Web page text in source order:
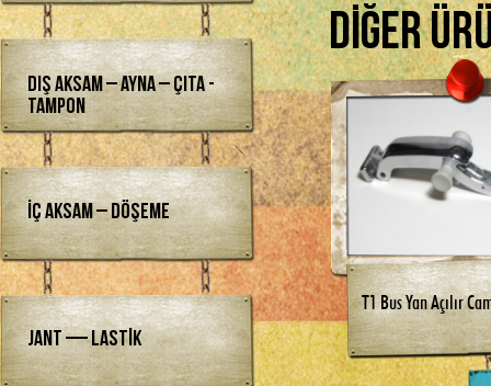
Dış Aksam – Ayna – Çıta -
Tampon
İç Aksam – Döşeme
Jant — Lastik
Diğer
T1 Bus Yan Açılır